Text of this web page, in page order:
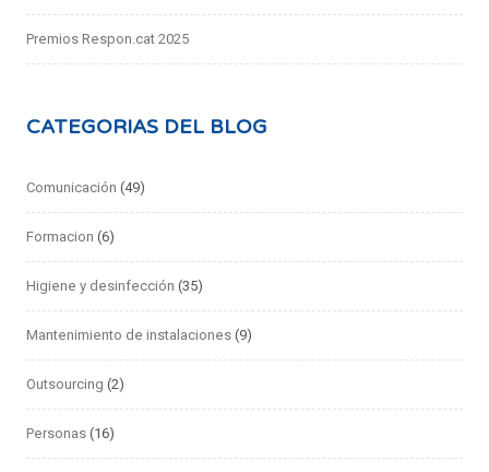
Premios Respon.cat 2025
CATEGORIAS DEL BLOG
Comunicación (49)
Formacion (6)
Higiene y desinfección (35)
Mantenimiento de instalaciones (9)
Outsourcing (2)
Personas (16)